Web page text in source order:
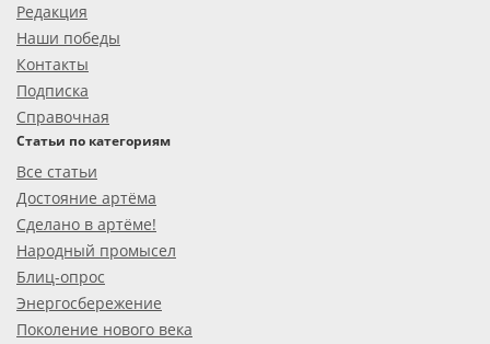
Редакция
Наши победы
Контакты
Подписка
Справочная
Статьи по категориям
Все статьи
Достояние артёма
Сделано в артёме!
Народный промысел
Блиц-опрос
Энергосбережение
Поколение нового века